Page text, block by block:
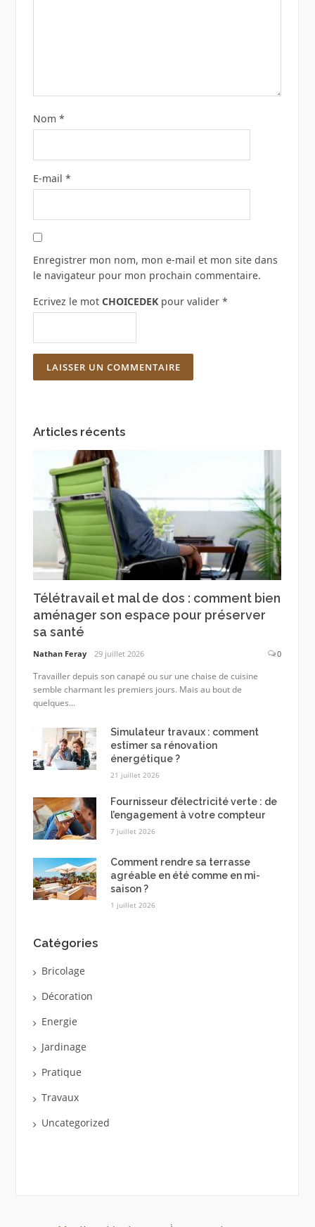
Nom *
E-mail *
Enregistrer mon nom, mon e-mail et mon site dans
le navigateur pour mon prochain commentaire.
Ecrivez le mot CHOICEDEKpour valider *
Articles récents
Télétravail et mal de dos : comment bien
aménager son espace pour préserver
sa santé
Nathan Feray 29 juillet 2026 0
Travailler depuis son canapé ou sur une chaise de cuisine
semble charmant les premiers jours. Mais au bout de
quelques...
Simulateur travaux : comment
estimer sa rénovation
énergétique ?
21 juillet 2026
Fournisseur d’électricité verte : de
l’engagement à votre compteur
7 juillet 2026
Comment rendre sa terrasse
agréable en été comme en mi-
saison ?
1 juillet 2026
Catégories
Bricolage
Décoration
Energie
Jardinage
Pratique
Travaux
Uncategorized